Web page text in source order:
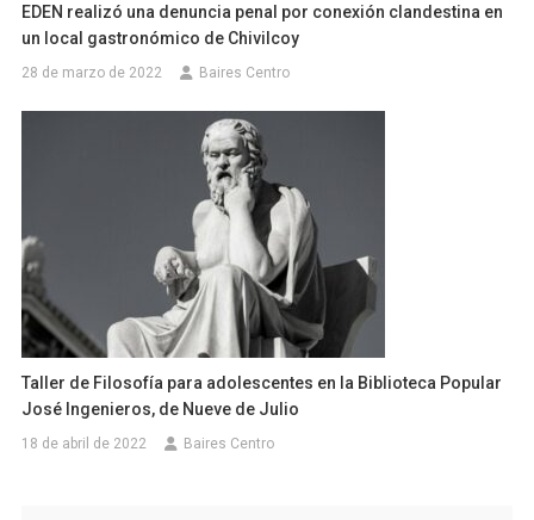
EDEN realizó una denuncia penal por conexión clandestina en
un local gastronómico de Chivilcoy
28 de marzo de 2022 Baires Centro
Taller de Filosofía para adolescentes en la Biblioteca Popular
José Ingenieros, de Nueve de Julio
18 de abril de 2022 Baires Centro